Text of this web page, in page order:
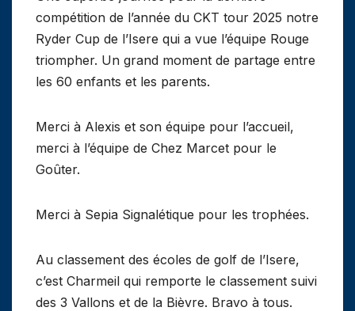
compétition de l’année du CKT tour 2025 notre
Ryder Cup de l’Isere qui a vue l’équipe Rouge
triompher. Un grand moment de partage entre
les 60 enfants et les parents.
Merci à Alexis et son équipe pour l’accueil,
merci à l’équipe de Chez Marcet pour le
Goûter.
Merci à Sepia Signalétique pour les trophées.
Au classement des écoles de golf de l’Isere,
c’est Charmeil qui remporte le classement suivi
des 3 Vallons et de la Bièvre. Bravo à tous.